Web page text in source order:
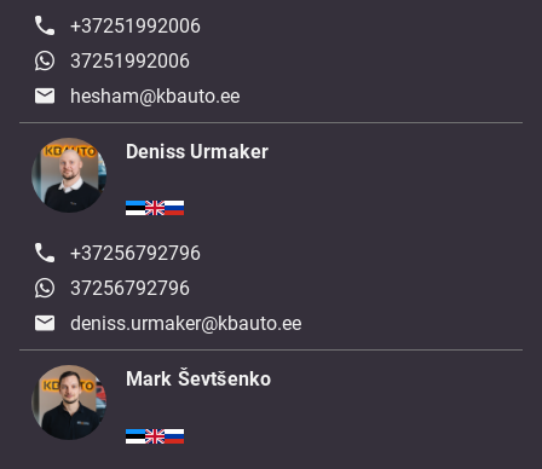
+37251992006
37251992006
hesham@kbauto.ee
Deniss Urmaker
+37256792796
37256792796
deniss.urmaker@kbauto.ee
Mark Ševtšenko